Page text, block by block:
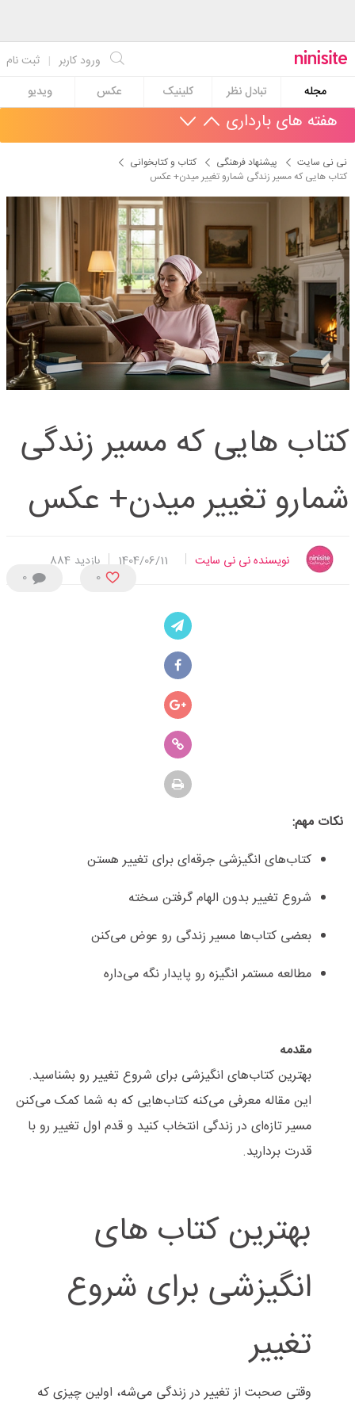
ثبت نام | ورود کاربر
مجله
تبادل نظر کلینیک عکس ویدیو
هفته های بارداری
نی نی سایت پیشنهاد فرهنگی
کتاب و کتابخوانی
کتاب هایی که مسیر زندگی شمارو تغییر میدن+ عکس
کتاب هایی که مسیر زندگی
شمارو تغییر میدن+ عکس
نویسنده نی نی سایت 1404/06/11 بازدید 884
0
0
نکات مهم:
کتاب‌های انگیزشی جرقه‌ای برای تغییر هستن
شروع تغییر بدون الهام گرفتن سخته
بعضی کتاب‌ها مسیر زندگی رو عوض می‌کنن
مطالعه مستمر انگیزه رو پایدار نگه می‌داره
مقدمه
بهترین کتاب‌های انگیزشی برای شروع تغییر رو بشناسید.
این مقاله معرفی می‌کنه کتاب‌هایی که به شما کمک می‌کنن
مسیر تازه‌ای در زندگی انتخاب کنید و قدم اول تغییر رو با
قدرت بردارید.
بهترین کتاب های
انگیزشی برای شروع
تغییر
وقتی صحبت از تغییر در زندگی می‌شه، اولین چیزی که